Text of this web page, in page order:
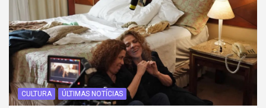
CULTURA ÚLTIMAS NOTÍCIAS